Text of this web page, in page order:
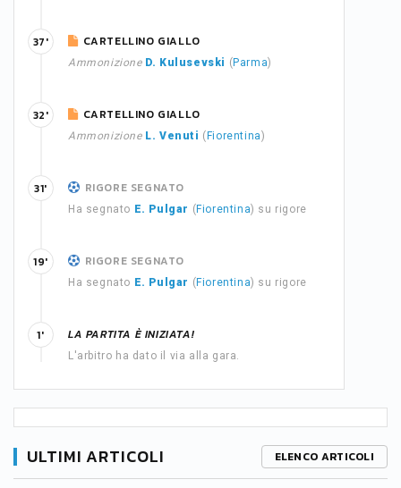
CARTELLINO GIALLO
Ammonizione D. Kulusevski ( Parma)
37'
CARTELLINO GIALLO
Ammonizione L. Venuti ( Fiorentina)
32'
RIGORE SEGNATO
Ha segnato E. Pulgar ( Fiorentina) su rigore
31'
RIGORE SEGNATO
Ha segnato E. Pulgar ( Fiorentina) su rigore
19'
LA PARTITA È INIZIATA!
L'arbitro ha dato il via alla gara.
1'
ULTIMI ARTICOLI ELENCO ARTICOLI